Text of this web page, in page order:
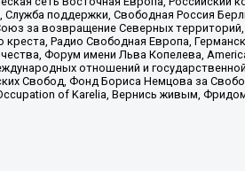
поддержки, Свободная Россия
за возвращение Северных
Радио Свободная Европа,
Форум имени Льва Копелева,
отношений и
Свобод, Фонд Бориса Немцова за
of Karelia, Вернись живым,